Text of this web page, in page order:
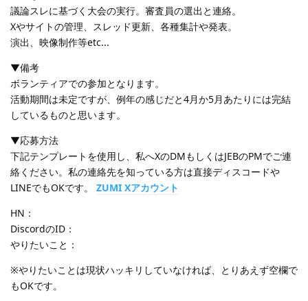
議論スレに基づく大会の実行。審査員の選出と連絡。
Xやサイトの管理、スレッド更新、各種集計や発表。
演出、映像制作等etc...
▼備考
ボランティアでの参加となります。
活動期間は未定ですが、例年の感じだと4月か5月あたりには完結
しているものと思います。
▼応募方法
下記テンプレートを使用し、私へXのDMもしくはJEBのPMでご連
絡ください。私の連絡先を知っている方は直接ディスコードや
LINEでもOKです。 ZUMI Xアカウント
HN：
DiscordのID：
やりたいこと：
※やりたいことは現状ハッキリしていなければ、とりあえず空欄で
もOKです。